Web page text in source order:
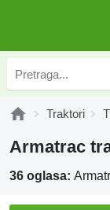
Traktori
Armatrac
36 oglasa: